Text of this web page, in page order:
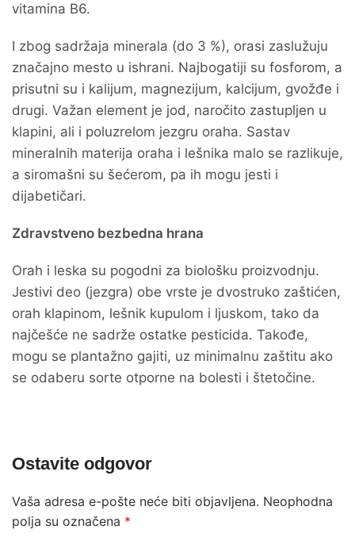
vitamina B6.
I zbog sadržaja minerala (do 3 %), orasi zaslužuju
značajno mesto u ishrani. Najbogatiji su fosforom, a
prisutni su i kalijum, magnezijum, kalcijum, gvožđe i
drugi. Važan element je jod, naročito zastupljen u
klapini, ali i poluzrelom jezgru oraha. Sastav
mineralnih materija oraha i lešnika malo se razlikuje,
a siromašni su šećerom, pa ih mogu jesti i
dijabetičari.
Zdravstveno bezbedna hrana
Orah i leska su pogodni za biološku proizvodnju.
Jestivi deo (jezgra) obe vrste je dvostruko zaštićen,
orah klapinom, lešnik kupulom i ljuskom, tako da
najčešće ne sadrže ostatke pesticida. Takođe,
mogu se plantažno gajiti, uz minimalnu zaštitu ako
se odaberu sorte otporne na bolesti i štetočine.
Ostavite odgovor
Vaša adresa e-pošte neće biti objavljena. Neophodna
polja su označena *